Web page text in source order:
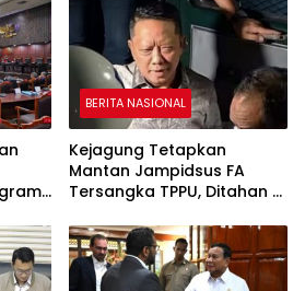
BERITA NASIONAL
Kejagung Tetapkan
Mantan Jampidsus FA
Tersangka TPPU, Ditahan di